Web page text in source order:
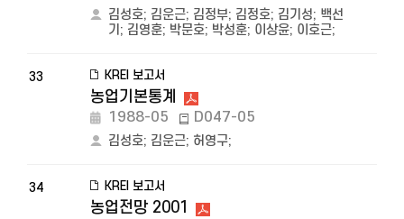
김성호; 김운근; 김정부; 김정호; 김기성; 백선
기 ; 김영훈; 박문호; 박성훈; 이상윤; 이호근;
33 KREI 보고서
농업기본통계
1988-05 D047-05
김성호; 김운근; 허영구;
34 KREI 보고서
농업전망 2001